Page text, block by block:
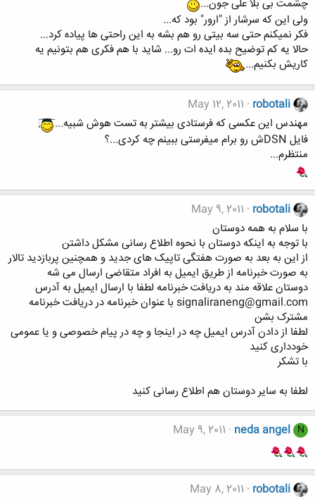
چشمت بی بلا علی جون...
ولی این که سرشار از "ارور" بود که...
فکر نمیکنم حتی سه بیتی رو هم بشه به این راحتی ها پیاده کرد...
حالا یه کم توضیح بده ایده ات رو... شاید با هم فکری هم بتونیم یه
کاریش بکنیم...
robotali
May 12, 2011
مهندس این عکسی که فرستادی بیشتر به تست هوش شبیه...
فایل DSNش رو برام میفرستی ببینم چه کردی...؟
منتظرم...
robotali
May 9, 2011
با سلام به همه دوستان
با توجه به اینکه دوستان با نحوه اطلاع رسانی مشکل داشتن
از این به بعد به صورت هفتگی تاپیک های جدید و همچنین پربازدید تالار
به صورت خبرنامه از طریق ایمیل به افراد متقاضی ارسال می شه
دوستان علاقه مند به دریافت خبرنامه لطفا با ارسال ایمیل به آدرس
signaliraneng@gmail.com با عنوان خبرنامه در دریافت خبرنامه
مشترک بشن
لطفا از دادن آدرس ایمیل چه در اینجا و چه در پیام خصوصی و یا عمومی
خودداری کنید
با تشکر
لطفا به سایر دوستان هم اطلاع رسانی کنید
N
neda angel
May 9, 2011
robotali
May 8, 2011